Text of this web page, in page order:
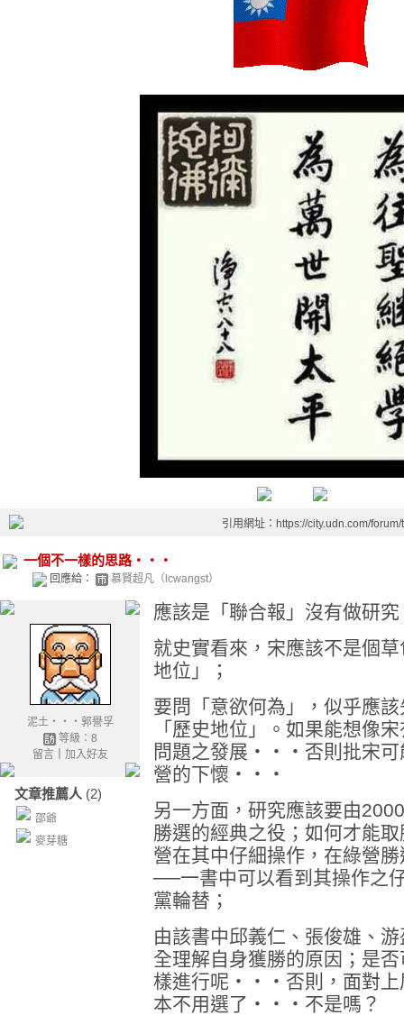
引用網址：https://city.udn.com/
一個不一樣的思路‧‧‧
回應給： 慕賢超凡（lcwangst）
泥土‧‧‧郭譽孚
等級：8
留言｜ 加入好友
文章推薦人 (2)
邵爺
麥芽糖
應該是「聯合報」沒有做研
就史實看來，宋應該不是個
地位」；
要問「意欲何為」，似乎應
「歷史地位」。如果能想像
問題之發展‧‧‧否則批宋可
營的下懷‧‧‧
另一方面，研究應該要由
勝選的經典之役；如何才能
營在其中仔細操作，在綠營
──一書中可以看到其操作之
黨輪替；
由該書中邱義仁、張俊雄、
全理解自身獲勝的原因；是
樣進行呢‧‧‧否則，面對上
本不用選了‧‧‧不是嗎？